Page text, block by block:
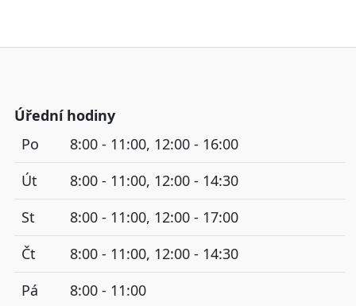
Úřední hodiny
Po
8:00 - 11:00, 12:00 - 16:00
Út
8:00 - 11:00, 12:00 - 14:30
St
8:00 - 11:00, 12:00 - 17:00
Čt
8:00 - 11:00, 12:00 - 14:30
Pá
8:00 - 11:00